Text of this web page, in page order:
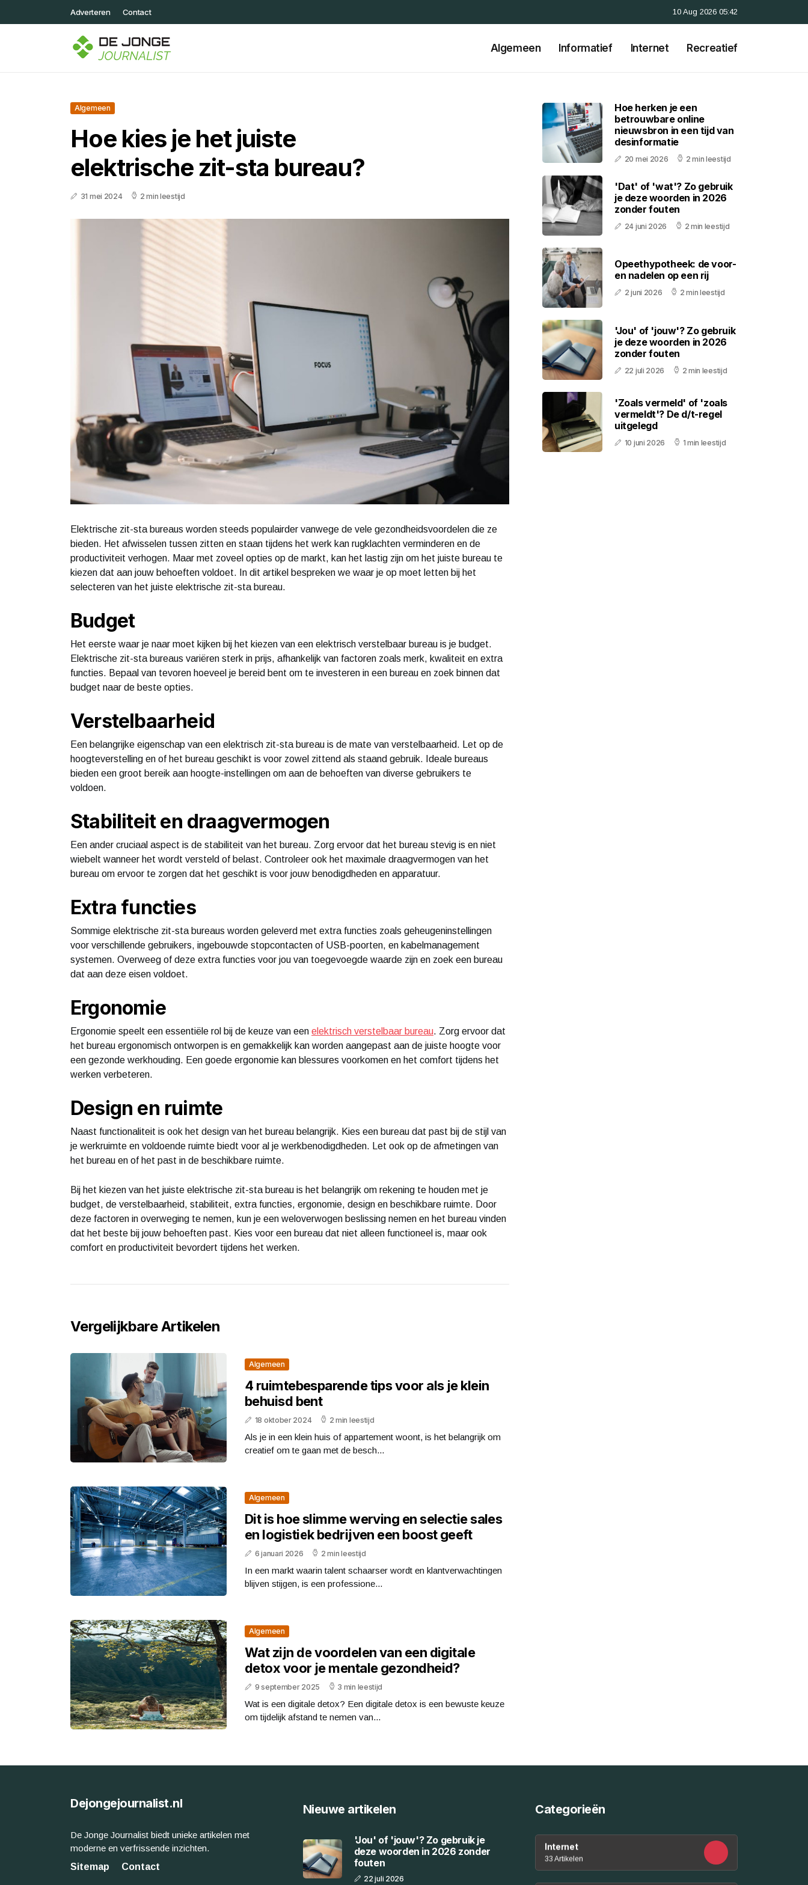
Adverteren Contact 10 Aug 2026 05:42
Algemeen Informatief Internet Recreatief
Algemeen
Hoe kies je het juiste
elektrische zit-sta bureau?
31 mei 2024 2 min leestijd
Elektrische zit-sta bureaus worden steeds populairder vanwege de vele gezondheidsvoordelen die ze
bieden. Het afwisselen tussen zitten en staan tijdens het werk kan rugklachten verminderen en de
productiviteit verhogen. Maar met zoveel opties op de markt, kan het lastig zijn om het juiste bureau te
kiezen dat aan jouw behoeften voldoet. In dit artikel bespreken we waar je op moet letten bij het
selecteren van het juiste elektrische zit-sta bureau.
Budget
Het eerste waar je naar moet kijken bij het kiezen van een elektrisch verstelbaar bureau is je budget.
Elektrische zit-sta bureaus variëren sterk in prijs, afhankelijk van factoren zoals merk, kwaliteit en extra
functies. Bepaal van tevoren hoeveel je bereid bent om te investeren in een bureau en zoek binnen dat
budget naar de beste opties.
Verstelbaarheid
Een belangrijke eigenschap van een elektrisch zit-sta bureau is de mate van verstelbaarheid. Let op de
hoogteverstelling en of het bureau geschikt is voor zowel zittend als staand gebruik. Ideale bureaus
bieden een groot bereik aan hoogte-instellingen om aan de behoeften van diverse gebruikers te
voldoen.
Stabiliteit en draagvermogen
Een ander cruciaal aspect is de stabiliteit van het bureau. Zorg ervoor dat het bureau stevig is en niet
wiebelt wanneer het wordt versteld of belast. Controleer ook het maximale draagvermogen van het
bureau om ervoor te zorgen dat het geschikt is voor jouw benodigdheden en apparatuur.
Extra functies
Sommige elektrische zit-sta bureaus worden geleverd met extra functies zoals geheugeninstellingen
voor verschillende gebruikers, ingebouwde stopcontacten of USB-poorten, en kabelmanagement
systemen. Overweeg of deze extra functies voor jou van toegevoegde waarde zijn en zoek een bureau
dat aan deze eisen voldoet.
Ergonomie
Ergonomie speelt een essentiële rol bij de keuze van een elektrisch verstelbaar bureau. Zorg ervoor dat
het bureau ergonomisch ontworpen is en gemakkelijk kan worden aangepast aan de juiste hoogte voor
een gezonde werkhouding. Een goede ergonomie kan blessures voorkomen en het comfort tijdens het
werken verbeteren.
Design en ruimte
Naast functionaliteit is ook het design van het bureau belangrijk. Kies een bureau dat past bij de stijl van
je werkruimte en voldoende ruimte biedt voor al je werkbenodigdheden. Let ook op de afmetingen van
het bureau en of het past in de beschikbare ruimte.
Bij het kiezen van het juiste elektrische zit-sta bureau is het belangrijk om rekening te houden met je
budget, de verstelbaarheid, stabiliteit, extra functies, ergonomie, design en beschikbare ruimte. Door
deze factoren in overweging te nemen, kun je een weloverwogen beslissing nemen en het bureau vinden
dat het beste bij jouw behoeften past. Kies voor een bureau dat niet alleen functioneel is, maar ook
comfort en productiviteit bevordert tijdens het werken.
Vergelijkbare Artikelen
Algemeen
4 ruimtebesparende tips voor als je klein
behuisd bent
18 oktober 2024 2 min leestijd
Als je in een klein huis of appartement woont, is het belangrijk om
creatief om te gaan met de besch...
Algemeen
Dit is hoe slimme werving en selectie sales
en logistiek bedrijven een boost geeft
6 januari 2026 2 min leestijd
In een markt waarin talent schaarser wordt en klantverwachtingen
blijven stijgen, is een professione...
Algemeen
Wat zijn de voordelen van een digitale
detox voor je mentale gezondheid?
9 september 2025 3 min leestijd
Wat is een digitale detox? Een digitale detox is een bewuste keuze
om tijdelijk afstand te nemen van...
Hoe herken je een
betrouwbare online
nieuwsbron in een tijd van
desinformatie
20 mei 2026 2 min leestijd
'Dat' of 'wat'? Zo gebruik
je deze woorden in 2026
zonder fouten
24 juni 2026 2 min leestijd
Opeethypotheek: de voor-
en nadelen op een rij
2 juni 2026 2 min leestijd
'Jou' of 'jouw'? Zo gebruik
je deze woorden in 2026
zonder fouten
22 juli 2026 2 min leestijd
'Zoals vermeld' of 'zoals
vermeldt'? De d/t-regel
uitgelegd
10 juni 2026 1 min leestijd
Dejongejournalist.nl
De Jonge Journalist biedt unieke artikelen met
moderne en verfrissende inzichten.
Sitemap
Contact
Nieuwe artikelen
'Jou' of 'jouw'? Zo gebruik je
deze woorden in 2026 zonder
fouten
22 juli 2026
Categorieën
Internet
33 Artikelen